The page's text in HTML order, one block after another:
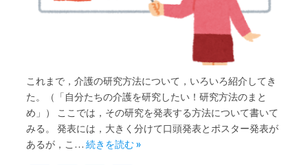
これまで，介護の研究方法について，いろいろ紹介してき
た。（「自分たちの介護を研究したい！研究方法のまと
め」） ここでは，その研究を発表する方法について書いて
みる。 発表には，大きく分けて口頭発表とポスター発表が
あるが，こ… 続きを読む »